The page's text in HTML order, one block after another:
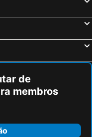
de
membros